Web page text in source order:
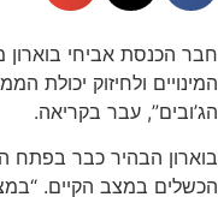
חבר הכנסת אביחי בוארון
המינויים ולחיזוק
הג’ובים”, עבר בקריאה.
בוארון הבהיר כבר בפתח